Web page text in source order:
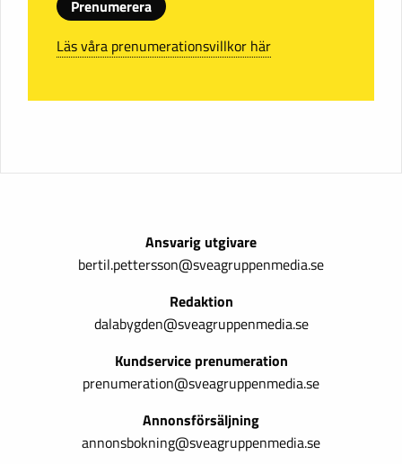
Prenumerera
Läs våra prenumerationsvillkor här
Ansvarig utgivare
bertil.pettersson@sveagruppenmedia.se
Redaktion
dalabygden@sveagruppenmedia.se
Kundservice prenumeration
prenumeration@sveagruppenmedia.se
Annonsförsäljning
annonsbokning@sveagruppenmedia.se